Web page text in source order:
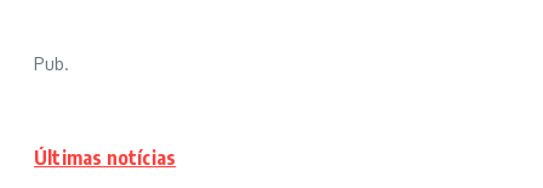
Pub.
Últimas notícias